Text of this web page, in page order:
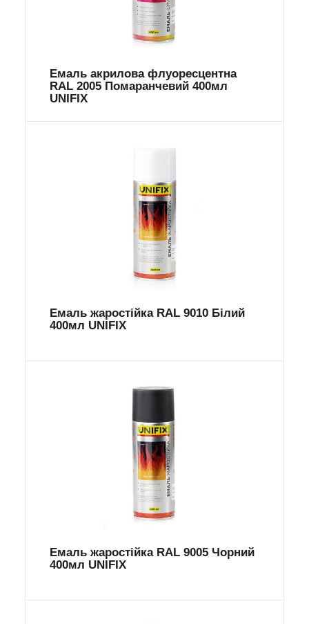
Емаль акрилова флуоресцентна
RAL 2005 Помаранчевий 400мл
UNIFIX
Емаль жаростійка RAL 9010 Білий
400мл UNIFIX
Емаль жаростійка RAL 9005 Чорний
400мл UNIFIX